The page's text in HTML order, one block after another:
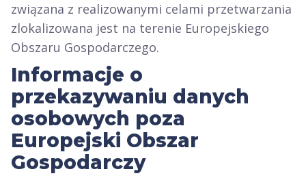
związana z realizowanymi celami przetwarzania
zlokalizowana jest na terenie Europejskiego
Obszaru Gospodarczego.
Informacje o
przekazywaniu danych
osobowych poza
Europejski Obszar
Gospodarczy